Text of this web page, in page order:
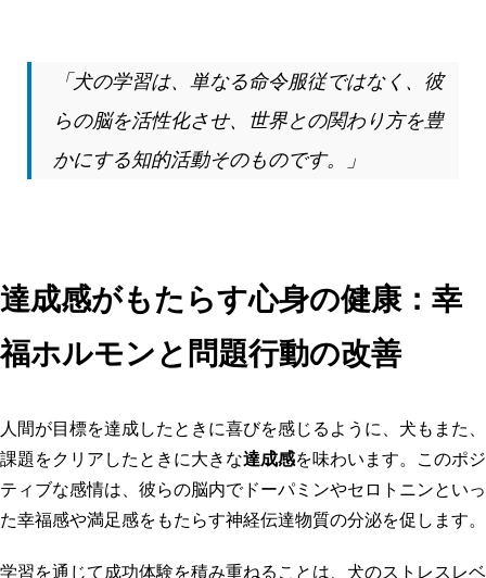
「犬の学習は、単なる命令服従ではなく、彼
らの脳を活性化させ、世界との関わり方を豊
かにする知的活動そのものです。」
達成感がもたらす心身の健康：幸
福ホルモンと問題行動の改善
人間が目標を達成したときに喜びを感じるように、犬もまた、
課題をクリアしたときに大きな達成感を味わいます。このポジ
ティブな感情は、彼らの脳内でドーパミンやセロトニンといっ
た幸福感や満足感をもたらす神経伝達物質の分泌を促します。
学習を通じて成功体験を積み重ねることは、犬のストレスレベ